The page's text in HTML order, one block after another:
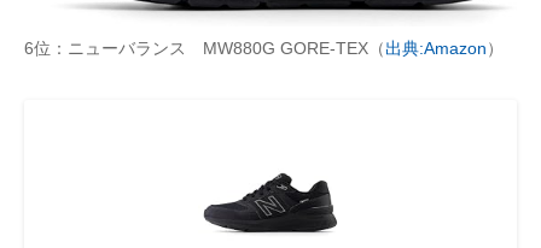
6位：ニューバランス MW880G GORE-TEX（出典:Amazon）